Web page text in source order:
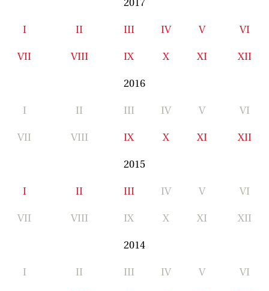
I II III IV V VI
VII VIII IX X XI XII
2016
I II III IV V VI
VII VIII IX X XI XII
2015
I II III IV V VI
VII VIII IX X XI XII
2014
I II III IV V VI